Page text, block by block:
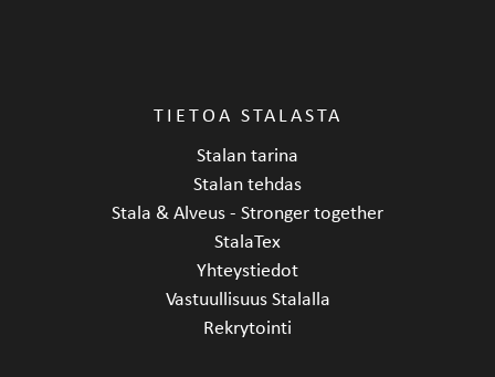
TIETOA STALASTA
Stalan tarina
Stalan tehdas
Stala & Alveus - Stronger together
StalaTex
Yhteystiedot
Vastuullisuus Stalalla
Rekrytointi